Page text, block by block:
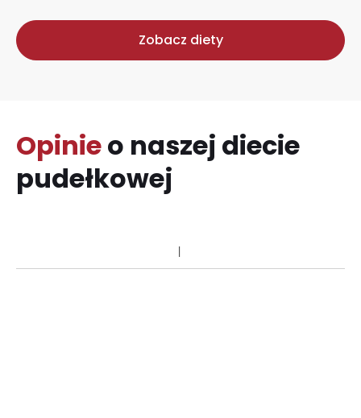
Zobacz diety
Opinieo naszej diecie
pudełkowej